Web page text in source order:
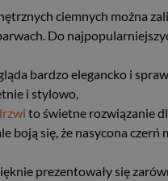
ciemnych można
Do
bardzo elegancko i
i stylowo,
to świetne rozwiązanie
boją się, że nasycona czerń
prezentowały się